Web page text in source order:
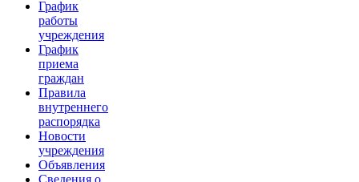
График
работы
учреждения
График
приема
граждан
Правила
внутреннего
распорядка
Новости
учреждения
Объявления